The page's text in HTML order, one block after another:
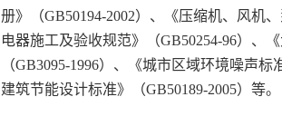
册》（GB50194-2002）、《压缩机、风机
电器施工及验收规范》（GB50254-96）、
（GB3095-1996）、《城市区域环境噪声
建筑节能设计标准》（GB50189-2005）等。